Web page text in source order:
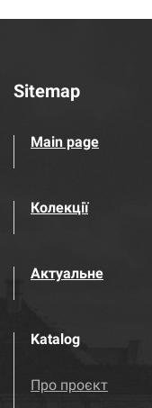
Sitemap
Main page
Колекції
Актуальне
Katalog
Про проєкт